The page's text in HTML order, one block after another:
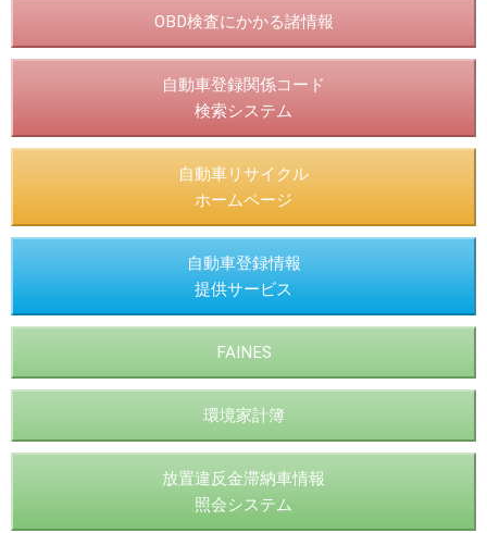
OBD検査にかかる諸情報
自動車登録関係コード
検索システム
自動車リサイクル
ホームページ
自動車登録情報
提供サービス
FAINES
環境家計簿
放置違反金滞納車情報
照会システム